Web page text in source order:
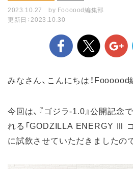
2023.10.27
by Foooood編集部
更新日：2023.10.30
みなさん、こんにちは！Foooood
今回は、『ゴジラ-1.0』公開記念
れる「GODZILLA ENERGY Ⅲ
に試飲させていただきましたの